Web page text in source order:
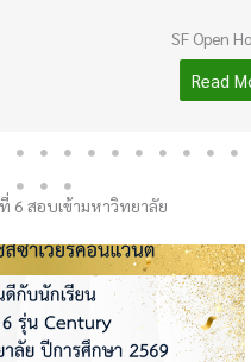
6 สอบเข้ามหาวิทยาลัย